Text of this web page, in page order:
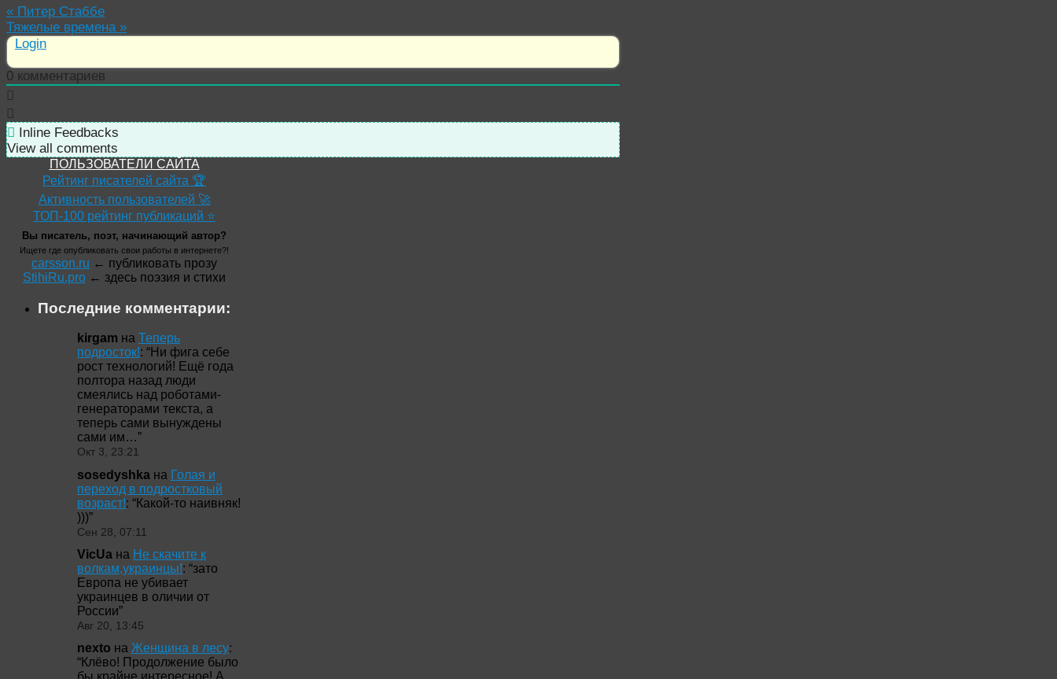
« Питер Стаббе
Тяжелые времена »
Login
0 комментариев
Inline Feedbacks
View all comments
ПОЛЬЗОВАТЕЛИ САЙТА
Рейтинг писателей сайта 🏆
Активность пользователей 🚀
ТОП-100 рейтинг публикаций ⭐
Вы писатель, поэт, начинающий автор?
Ищете где опубликовать свои работы в интернете?!
carsson.ru ← публиковать прозу
StihiRu.pro ← здесь поэзия и стихи
Последние комментарии:
kirgam на Теперь
подросток!: “Ни фига себе
рост технологий! Ещё года
полтора назад люди
смеялись над роботами-
генераторами текста, а
теперь сами вынуждены
сами им…”
Окт 3, 23:21
sosedyshka на Голая и
переход в подростковый
возраст!: “Какой-то наивняк!
)))”
Сен 28, 07:11
VicUa на Не скачите к
волкам,украинцы!: “зато
Европа не убивает
украинцев в оличии от
России”
Авг 20, 13:45
nexto на Женщина в лесу:
“Клёво! Продолжение было
бы крайне интересное! А